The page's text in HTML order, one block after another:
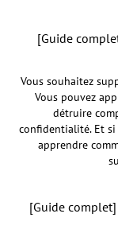
[Guide
Vous souhaitez
Vous pouvez
détruire
confidentialité. Et si
apprendre
[Guide